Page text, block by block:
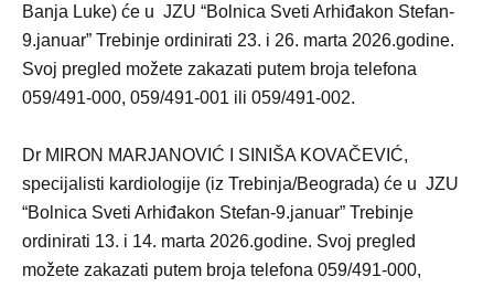
Banja Luke) će u JZU “Bolnica Sveti Arhiđakon Stefan-
9.januar” Trebinje ordinirati 23. i 26. marta 2026.godine.
Svoj pregled možete zakazati putem broja telefona
059/491-000, 059/491-001 ili 059/491-002.
Dr MIRON MARJANOVIĆ I SINIŠA KOVAČEVIĆ,
specijalisti kardiologije (iz Trebinja/Beograda) će u JZU
“Bolnica Sveti Arhiđakon Stefan-9.januar” Trebinje
ordinirati 13. i 14. marta 2026.godine. Svoj pregled
možete zakazati putem broja telefona 059/491-000,